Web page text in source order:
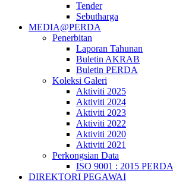
Tender
Sebutharga
MEDIA@PERDA
Penerbitan
Laporan Tahunan
Buletin AKRAB
Buletin PERDA
Koleksi Galeri
Aktiviti 2025
Aktiviti 2024
Aktiviti 2023
Aktiviti 2022
Aktiviti 2020
Aktiviti 2021
Perkongsian Data
ISO 9001 : 2015 PERDA
DIREKTORI PEGAWAI